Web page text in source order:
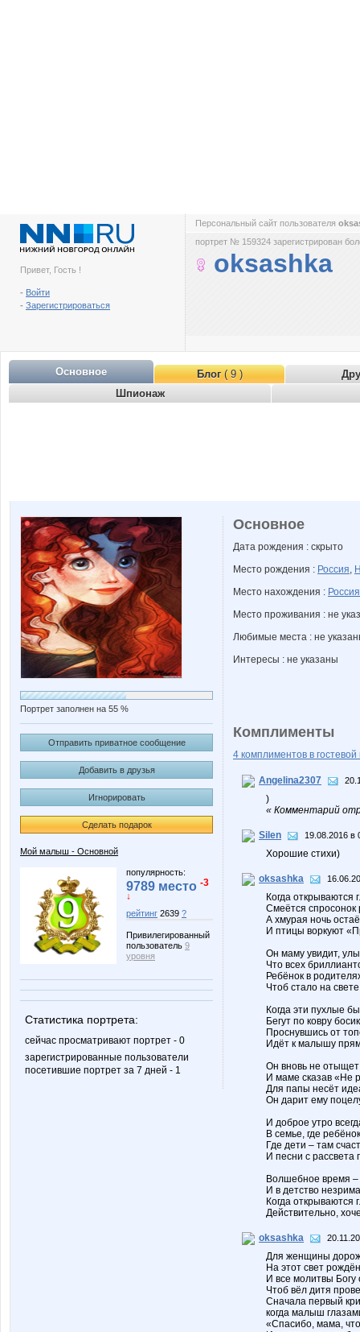
Привет, Гость !
- Войти
- Зарегистрироваться
Персональный сайт пользователя
портрет № 159324 зарегистрирован
oksashka
Основное Блог( 9 )
Шпионаж
Портрет заполнен на 55 %
Отправить приватное сообщение
Добавить в друзья
Игнорировать
Сделать подарок
Мой малыш - Основной
популярность:
9789 место -3
↓
рейтинг 2639 ?
Привилегированный
пользователь 9
уровня
Статистика портрета:
сейчас просматривают портрет - 0
зарегистрированные пользователи
посетившие портрет за 7 дней - 1
Основное
Дата рождения : скрыто
Место рождения : Россия,
Место нахождения : Россия
Место проживания : не
Любимые места : не
Интересы : не указаны
Комплименты
4 комплиментов в гостевой
Angelina2307
)
« Комментарий
Silen 19.08.2016 в
Хорошие стихи)
oksashka
Когда открываются
Смеётся спросонок
А хмурая ночь
И птицы воркуют
Он маму увидит,
Что всех
Ребёнок в
Чтоб стало на
Когда эти пухлые
Бегут по ковру
Проснувшись от
Идёт к малышу
Он вновь не отыщет
И маме сказав «Не
Для папы несёт
Он дарит ему
И доброе утро
В семье, где
Где дети – там
И песни с рассвета
Волшебное время
И в детство
Когда открываются
Действительно,
oksashka
Для женщины
На этот свет
И все молитвы Богу
Чтоб вёл дитя
Сначала первый
когда малыш
«Спасибо, мама,